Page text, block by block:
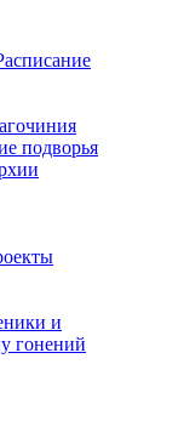
подворья
и
гонений